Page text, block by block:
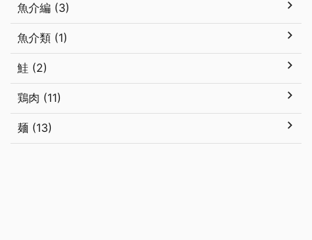
魚介編 (3)
魚介類 (1)
鮭 (2)
鶏肉 (11)
麺 (13)